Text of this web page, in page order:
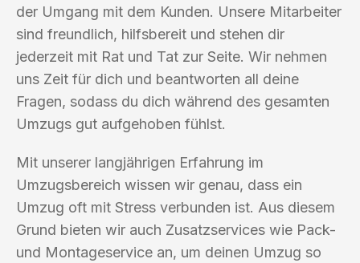
der Umgang mit dem Kunden. Unsere Mitarbeiter
sind freundlich, hilfsbereit und stehen dir
jederzeit mit Rat und Tat zur Seite. Wir nehmen
uns Zeit für dich und beantworten all deine
Fragen, sodass du dich während des gesamten
Umzugs gut aufgehoben fühlst.
Mit unserer langjährigen Erfahrung im
Umzugsbereich wissen wir genau, dass ein
Umzug oft mit Stress verbunden ist. Aus diesem
Grund bieten wir auch Zusatzservices wie Pack-
und Montageservice an, um deinen Umzug so